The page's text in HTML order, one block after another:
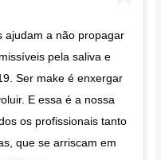
ajudam a não propagar
pela saliva e
Ser make é enxergar
E essa é a nossa
os profissionais tanto
que se arriscam em